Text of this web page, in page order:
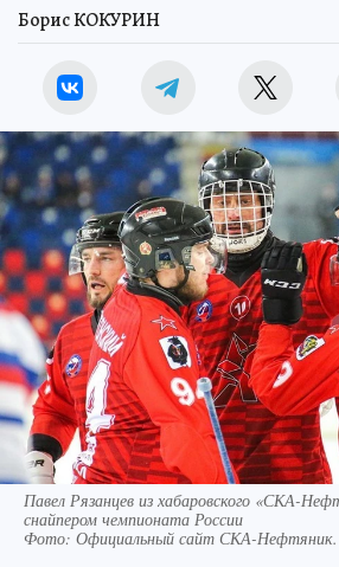
Борис КОКУРИН
Павел Рязанцев из хабаровского «СКА-
снайпером чемпионата России
Фото: Официальный сайт СКА-Нефтяник.